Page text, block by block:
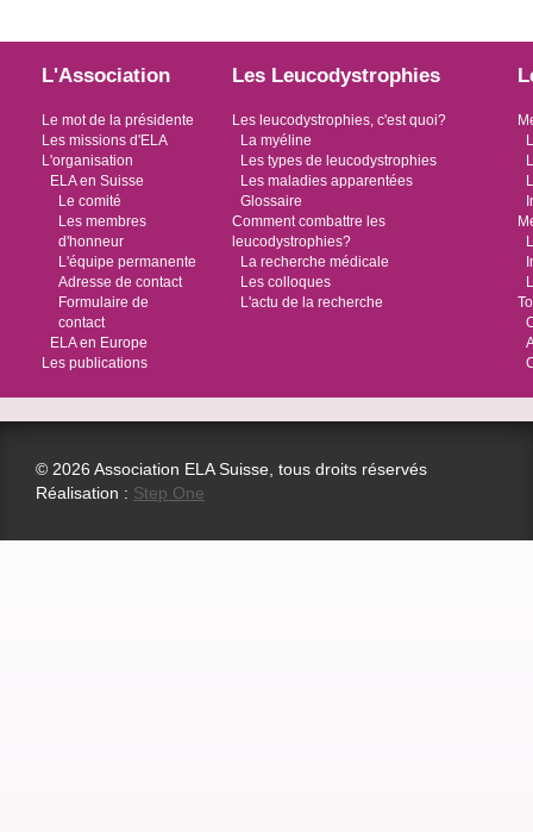
L'Association
Le mot de la présidente
Les missions d'ELA
L'organisation
ELA en Suisse
Le comité
Les membres
d'honneur
L'équipe permanente
Adresse de contact
Formulaire de
contact
ELA en Europe
Les publications
Les Leucodystrophies
Les leucodystrophies, c'est quoi?
La myéline
Les types de leucodystrophies
Les maladies apparentées
Glossaire
Comment combattre les
leucodystrophies?
La recherche médicale
Les colloques
L'actu de la recherche
© 2026 Association ELA Suisse, tous droits réservés
Réalisation : Step One